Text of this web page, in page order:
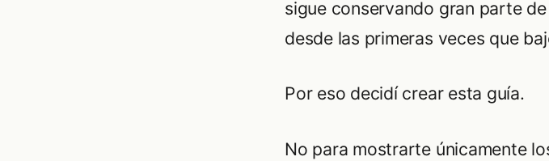
sigue conservando gran parte
desde las primeras veces que
Por eso decidí crear esta guía.
No para mostrarte únicamente